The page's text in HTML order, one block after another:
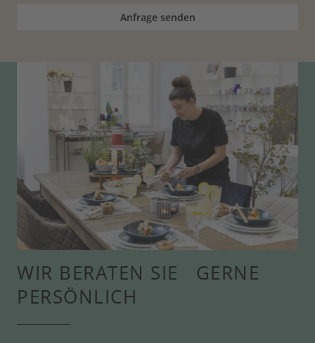
Anfrage senden
WIR BERATEN SIE GERNE
PERSÖNLICH